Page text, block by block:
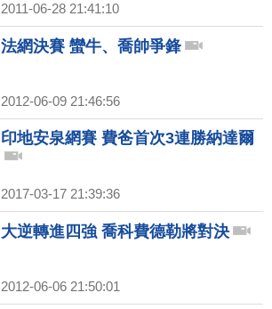
2011-06-28 21:41:10
法網決賽 蠻牛、喬帥爭鋒
2012-06-09 21:46:56
印地安泉網賽 費爸首次3連勝納達爾
2017-03-17 21:39:36
大逆轉進四強 喬科費德勒將對決
2012-06-06 21:50:01